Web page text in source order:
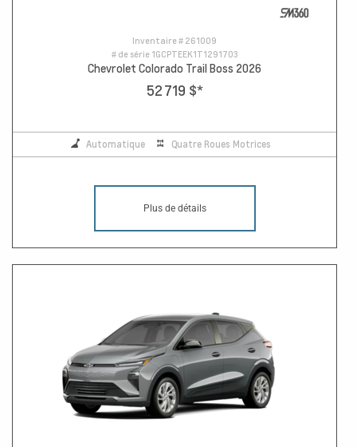
Inventaire # 261009
# de série 1GCPTEEK1T1291703
Chevrolet Colorado Trail Boss 2026
52 719 $*
Automatique Quatre Roues Motrices
Plus de détails